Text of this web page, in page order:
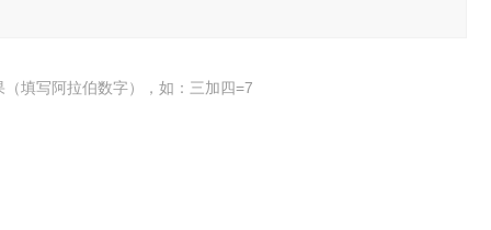
填写阿拉伯数字），如：三加四=7